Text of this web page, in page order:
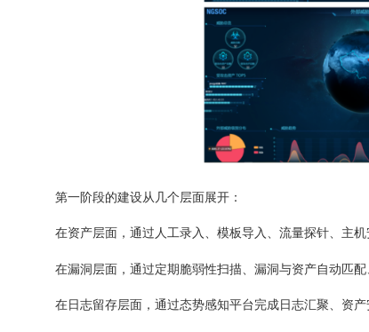
第一阶段的建设从几个层面展开：
在资产层面，通过人工录入、模板导入、流量探针、主
在漏洞层面，通过定期脆弱性扫描、漏洞与资产自动匹配
在日志留存层面，通过态势感知平台完成日志汇聚、资产